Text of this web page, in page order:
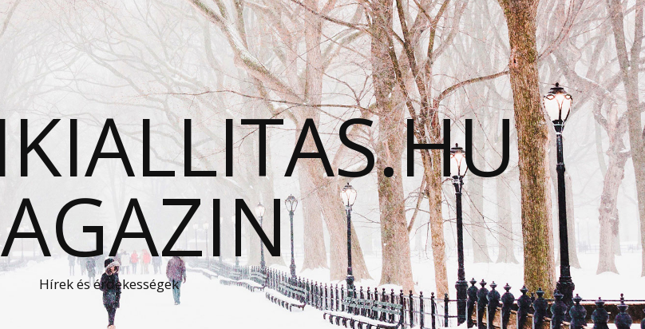
Hírek és érdekességek